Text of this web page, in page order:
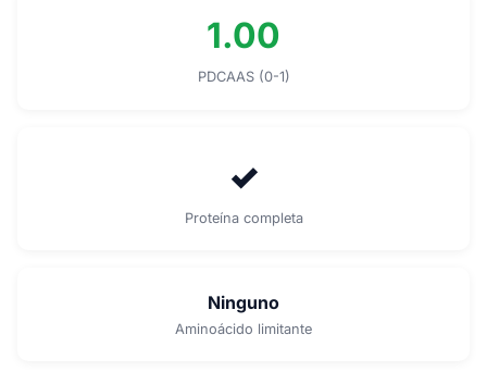
1.00
PDCAAS (0-1)
✓
Proteína completa
Ninguno
Aminoácido limitante